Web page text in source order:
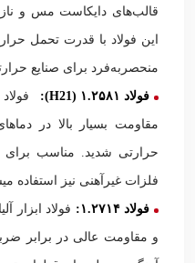
قالب‌های دایکاست مس و
این فولاد با قدرت تحمل
منحصربه‌فرد برای صنایع
فولاد ۱.۲۵۸۱ ( H21
):
مقاومت بسیار بالا در
حرارتی شدید. مناسب
فلزات غیرآهنی نیز استفاده
فولاد ۱.۲۷۱۴: فولاد ابزار
و مقاومت عالی در برابر